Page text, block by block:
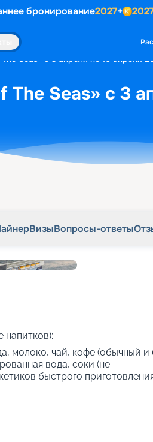
бронирование2027+
Seas» с 3 апреля по 10 апреля
Seas» с 3
ВизыВопросы-ответы
напитков);
молоко, чай, кофе (обычный и
вода, соки (не
быстрого